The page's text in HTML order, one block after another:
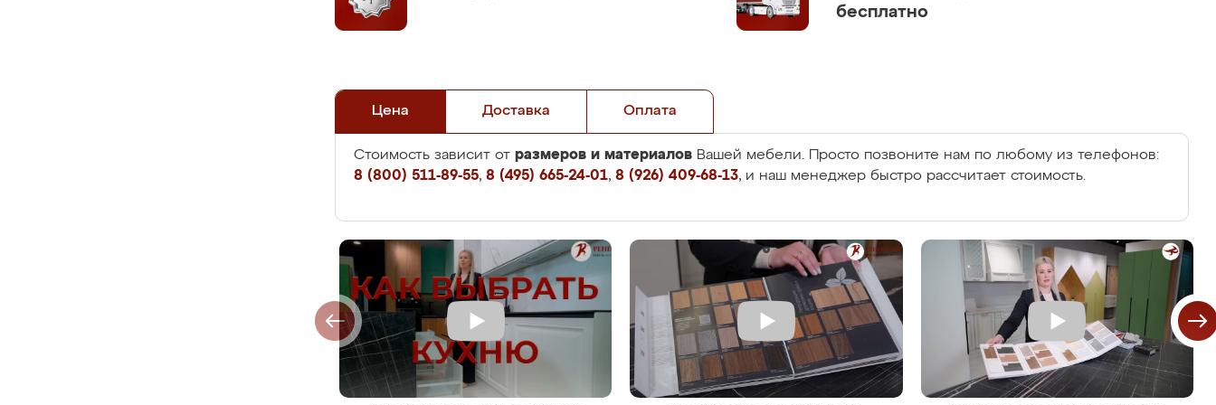
бесплатно
Цена Доставка Оплата
Стоимость зависит от размеров и материалов Вашей мебели. Просто позвоните нам по любому из телефонов:
8 (800) 511-89-55, 8 (495) 665-24-01, 8 (926) 409-68-13, и наш менеджер быстро рассчитает стоимость.